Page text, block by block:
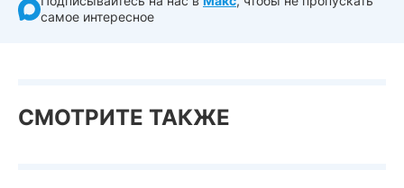
самое интересное
СМОТРИТЕ ТАКЖЕ